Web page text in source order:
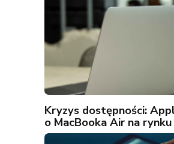
Kryzys dostępności:
o MacBooka Air na rynku